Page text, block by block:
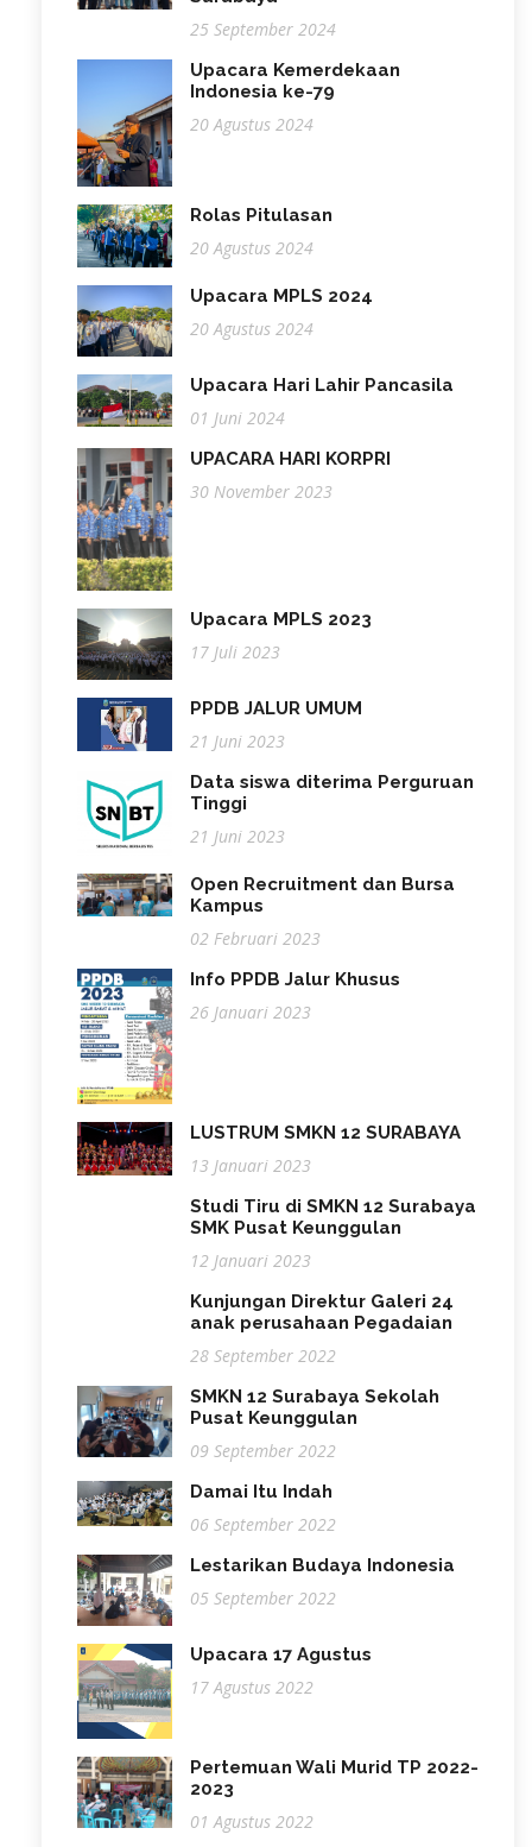
25 September 2024
Upacara Kemerdekaan
Indonesia ke-79
20 Agustus 2024
Rolas Pitulasan
20 Agustus 2024
Upacara MPLS 2024
20 Agustus 2024
Upacara Hari Lahir Pancasila
01 Juni 2024
UPACARA HARI KORPRI
30 November 2023
Upacara MPLS 2023
17 Juli 2023
PPDB JALUR UMUM
21 Juni 2023
Data siswa diterima Perguruan
Tinggi
21 Juni 2023
Open Recruitment dan Bursa
Kampus
02 Februari 2023
Info PPDB Jalur Khusus
26 Januari 2023
LUSTRUM SMKN 12 SURABAYA
13 Januari 2023
Studi Tiru di SMKN 12 Surabaya
SMK Pusat Keunggulan
12 Januari 2023
Kunjungan Direktur Galeri 24
anak perusahaan Pegadaian
28 September 2022
SMKN 12 Surabaya Sekolah
Pusat Keunggulan
09 September 2022
Damai Itu Indah
06 September 2022
Lestarikan Budaya Indonesia
05 September 2022
Upacara 17 Agustus
17 Agustus 2022
Pertemuan Wali Murid TP 2022-
2023
01 Agustus 2022